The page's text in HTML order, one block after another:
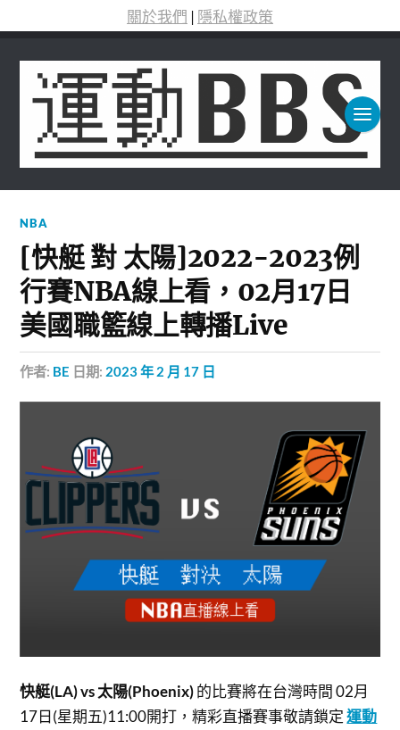
關於我們 | 隱私權政策
NBA
[快艇 對 太陽]2022-2023例
行賽NBA線上看，02月17日
美國職籃線上轉播Live
作者: BE 日期: 2023 年 2 月 17 日
快艇(LA) vs 太陽(Phoenix)的比賽將在台灣時間 02月
17日(星期五)11:00開打，精彩直播賽事敬請鎖定運動